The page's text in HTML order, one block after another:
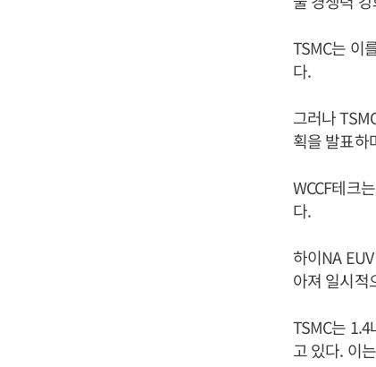
TSMC는 이
다.
그러나
획을 발표하
WCCF테크
다.
하이NA
아져 일시적
TSMC는
고 있다. 이